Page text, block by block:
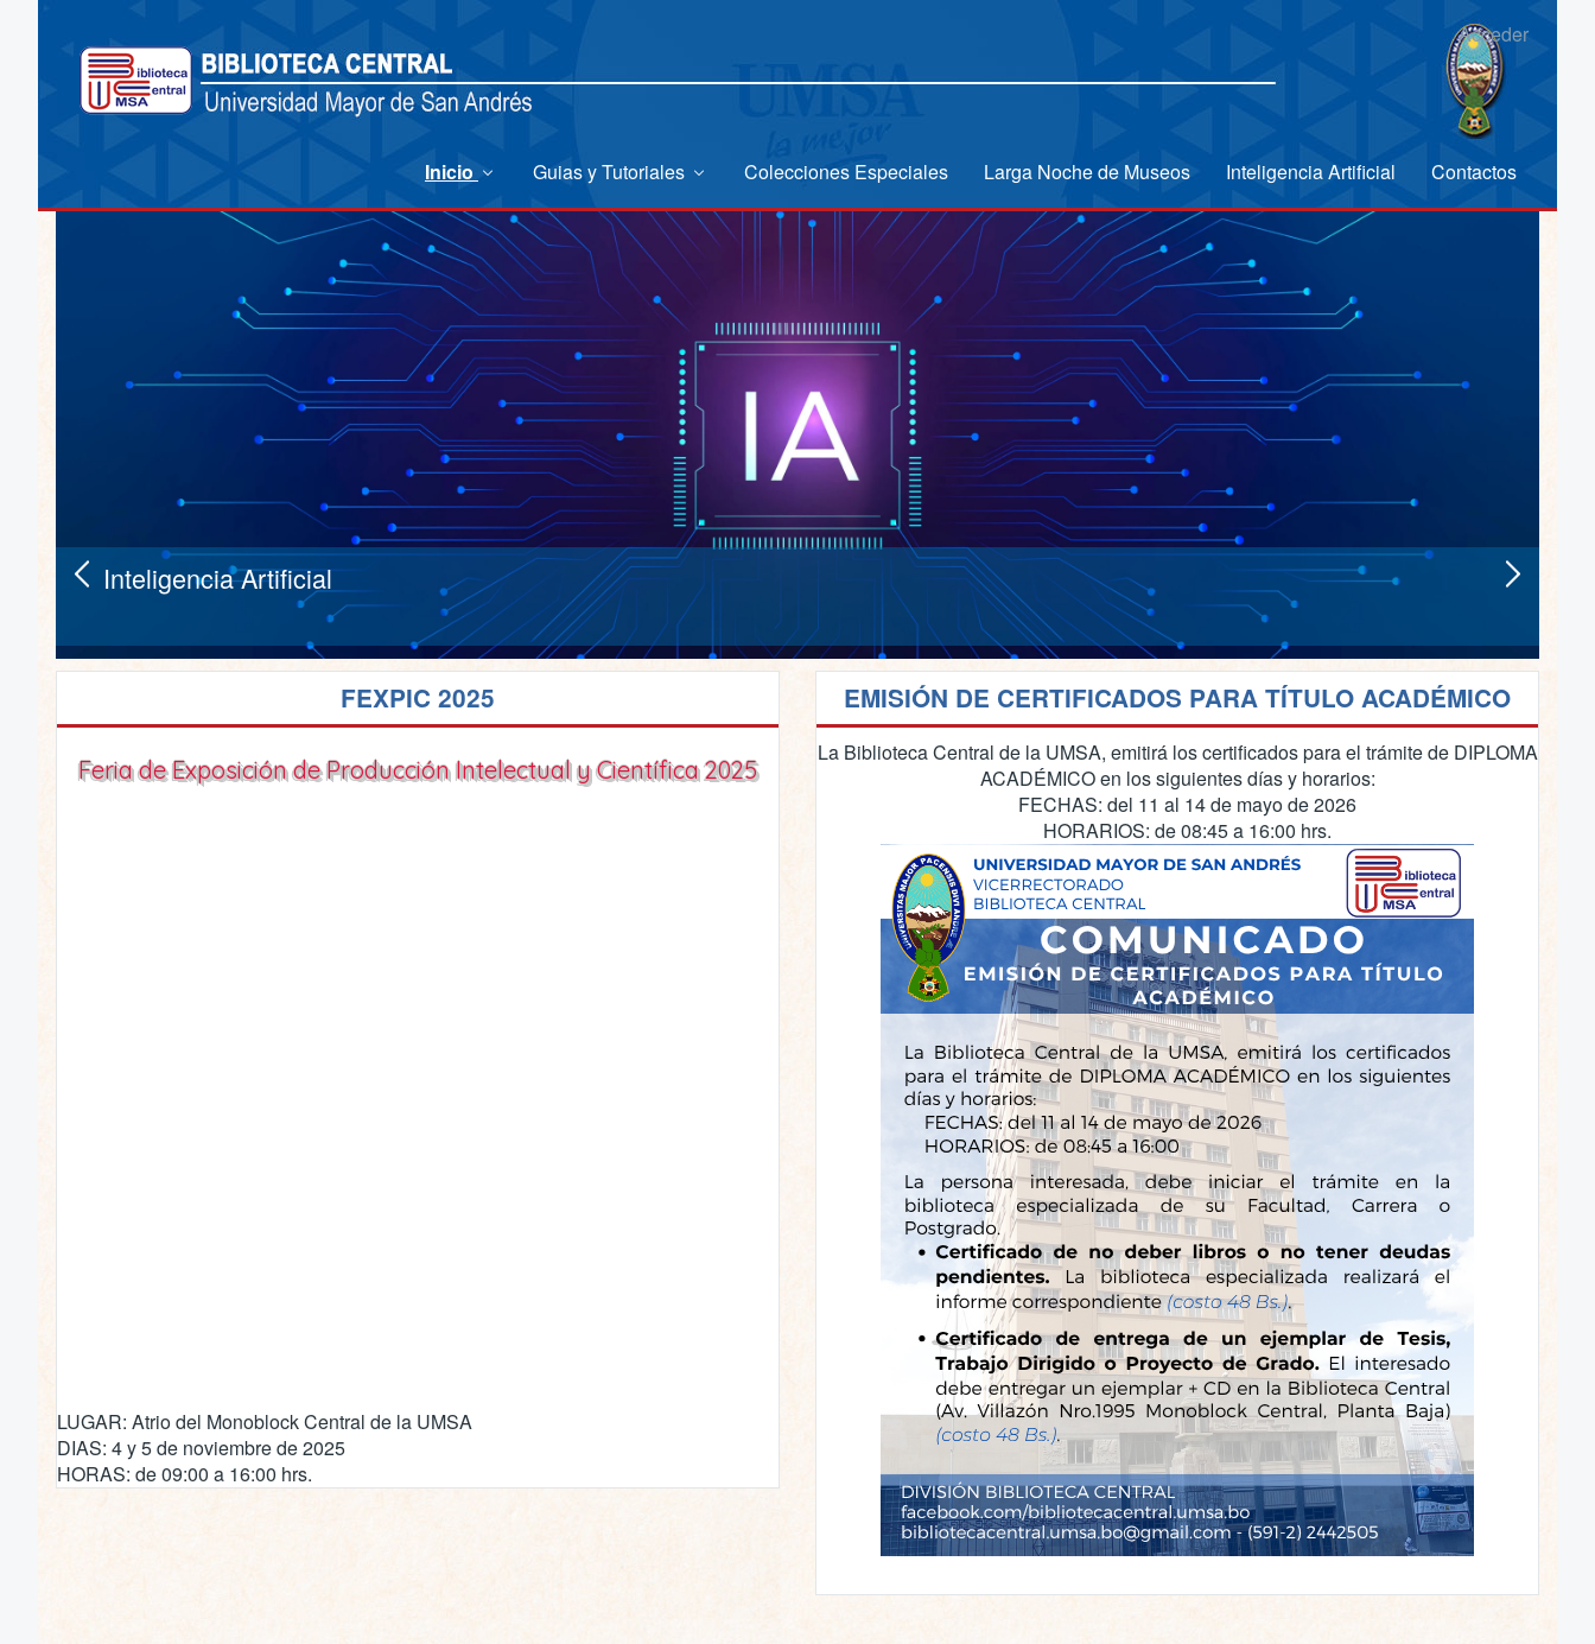
Acceder
Inicio Guias y Tutoriales Colecciones Especiales Larga Noche de Museos Inteligencia Artificial Contactos
Inteligencia Artificial
FEXPIC 2025
Feria de Exposición de Producción Intelectual y Científica 2025
LUGAR: Atrio del Monoblock Central de la UMSA
DIAS: 4 y 5 de noviembre de 2025
HORAS: de 09:00 a 16:00 hrs.
EMISIÓN DE CERTIFICADOS PARA TÍTULO ACADÉMICO
La Biblioteca Central de la UMSA, emitirá los certificados para el trámite de DIPLOMA
ACADÉMICO en los siguientes días y horarios:
FECHAS: del 11 al 14 de mayo de 2026
HORARIOS: de 08:45 a 16:00 hrs.